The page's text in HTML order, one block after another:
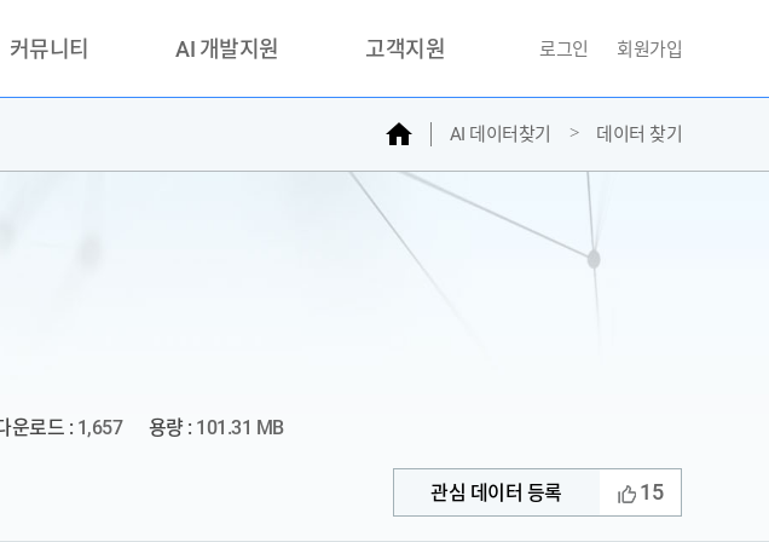
커뮤니티
성과 우수사례
AI 개발지원 고객지원
문의하기
자주찾는질문
민원접수
AI데이터등록신청
로그인 회원가입
홈 AI 데이터찾기 데이터 찾기
운로드 : 1,657 용량 : 101.31 MB
관심 데이터 등록 15